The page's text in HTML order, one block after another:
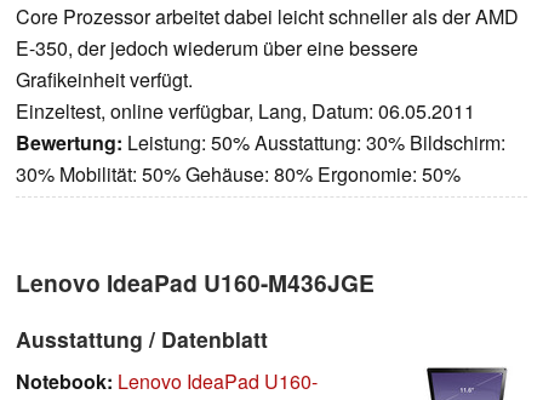
Core Prozessor arbeitet dabei leicht schneller als der AMD
E-350, der jedoch wiederum über eine bessere
Grafikeinheit verfügt.
Einzeltest, online verfügbar, Lang, Datum: 06.05.2011
Bewertung: Leistung: 50% Ausstattung: 30% Bildschirm:
30% Mobilität: 50% Gehäuse: 80% Ergonomie: 50%
Lenovo IdeaPad U160-M436JGE
Ausstattung / Datenblatt
Notebook: Lenovo IdeaPad U160-